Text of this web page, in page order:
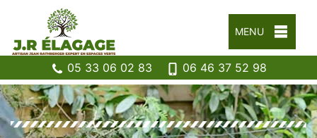
MENU
05 33 06 02 83 06 46 37 52 98